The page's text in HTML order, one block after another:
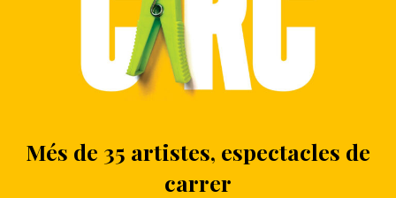
Més de 35 artistes, espectacles de
carrer